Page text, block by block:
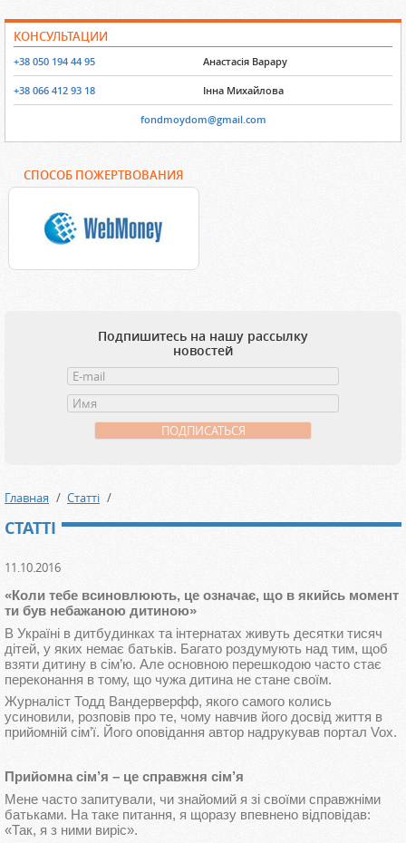
КОНСУЛЬТАЦИИ
+38 050 194 44 95 Анастасія Варару
+38 066 412 93 18 Інна Михайлова
fondmoydom@gmail.com
СПОСОБ ПОЖЕРТВОВАНИЯ
Подпишитесь на нашу рассылку
новостей
Главная Статті
СТАТТІ
11.10.2016
«Коли тебе всиновлюють, це означає, що в якийсь момент
ти був небажаною дитиною»
В Україні в дитбудинках та інтернатах живуть десятки тисяч
дітей, у яких немає батьків. Багато роздумують над тим, щоб
взяти дитину в сім’ю. Але основною перешкодою часто стає
переконання в тому, що чужа дитина не стане своїм.
Журналіст Тодд Вандерверфф, якого самого колись
усиновили, розповів про те, чому навчив його досвід життя в
прийомній сім’ї. Його оповідання автор надрукував портал Vox.
Прийомна сім’я – це справжня сім’я
Мене часто запитували, чи знайомий я зі своїми справжніми
батьками. На таке питання, я щоразу впевнено відповідав:
«Так, я з ними виріс».